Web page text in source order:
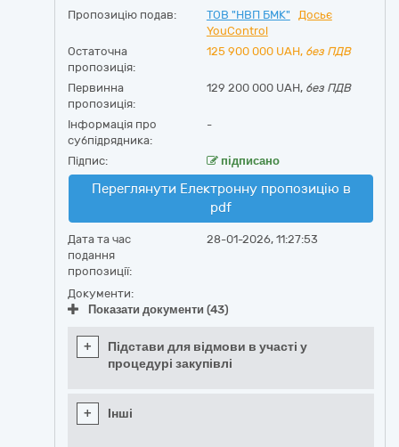
Пропозицію подав: ТОВ "НВП БМК"
Досьє
YouControl
Остаточна
пропозиція:
125 900 000 UAH, без ПДВ
Первинна
пропозиція:
129 200 000 UAH, без ПДВ
Інформація про
субпідрядника:
-
Підпис: підписано
Переглянути Електронну пропозицію в
pdf
Дата та час
подання
пропозиції:
28-01-2026, 11:27:53
Документи:
Показати документи (43)
+
Підстави для відмови в участі у
процедурі закупівлі
+ Інші